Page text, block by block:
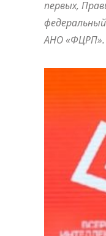
первых,
АНО «ФЦРП».